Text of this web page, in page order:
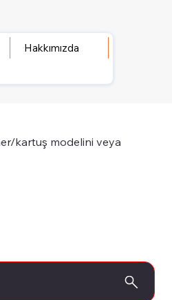
Hakkımızda
kartuş modelini veya